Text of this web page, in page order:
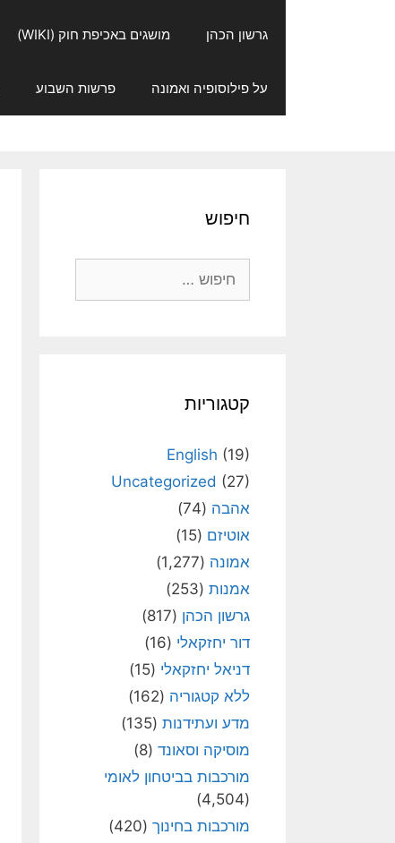
גרשון הכהן מושגים באכיפת חוק (WIKI)
על פילוסופיה ואמונה פרשות השבוע
חיפוש
קטגוריות
English (19)
Uncategorized (27)
אהבה (74)
אוטיזם (15)
אמונה (1,277)
אמנות (253)
גרשון הכהן (817)
דור יחזקאלי (16)
דניאל יחזקאלי (15)
ללא קטגוריה (162)
מדע ועתידנות (135)
מוסיקה וסאונד (8)
מורכבות בביטחון לאומי
(4,504)
מורכבות בחינוך (420)